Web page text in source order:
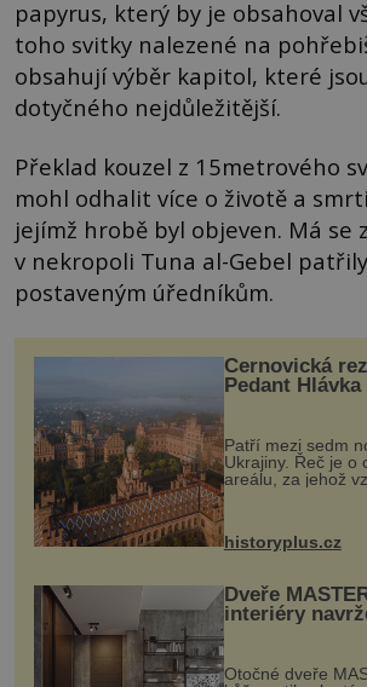
papyrus, který by je obsahoval
toho svitky nalezené na
obsahují výběr kapitol, které
dotyčného nejdůležitější.
Překlad kouzel z 15metrového
mohl odhalit více o životě a
jejímž hrobě byl objeven. Má se
v nekropoli Tuna al-Gebel
postaveným úředníkům.
Černovická
Pedant
Patří mezi sedm
Ukrajiny. Řeč je o
areálu, za jehož
český architekt
na něm dal
historyplus.cz
Dveře
interiéry
rozumem i
Otočné dveře